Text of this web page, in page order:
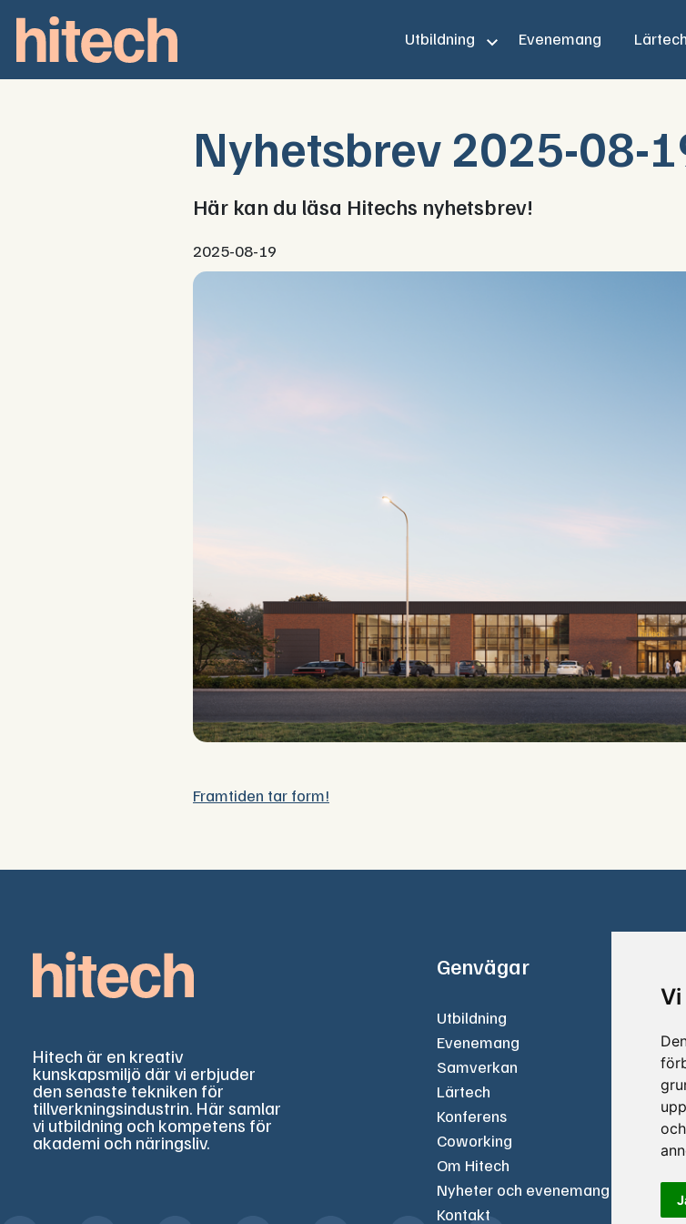
Utbildning Evenemang Lärtech
Nyhetsbrev 2025-08-
Här kan du läsa Hitechs nyhetsbrev!
2025-08-19
Framtiden tar form!
Hitech är en kreativ
kunskapsmiljö där vi erbjuder
den senaste tekniken för
tillverkningsindustrin. Här samlar
vi utbildning och kompetens för
akademi och näringsliv.
Genvägar
Utbildning
Evenemang
Samverkan
Lärtech
Konferens
Coworking
Om Hitech
Nyheter och evenemang
Kontakt